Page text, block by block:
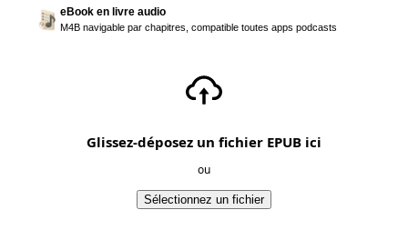
eBook en livre audio
M4B navigable par chapitres, compatible toutes apps podcasts
Glissez-déposez un fichier EPUB ici
ou
Sélectionnez un fichier